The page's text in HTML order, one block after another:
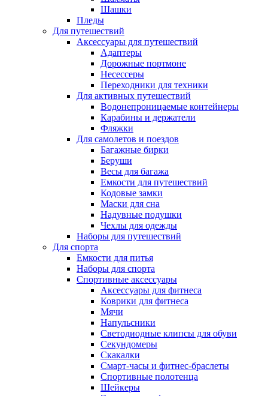
Шашки
Пледы
Для путешествий
Аксессуары для путешествий
Адаптеры
Дорожные портмоне
Несессеры
Переходники для техники
Для активных путешествий
Водонепроницаемые контейнеры
Карабины и держатели
Фляжки
Для самолетов и поездов
Багажные бирки
Беруши
Весы для багажа
Емкости для путешествий
Кодовые замки
Маски для сна
Надувные подушки
Чехлы для одежды
Наборы для путешествий
Для спорта
Емкости для питья
Наборы для спорта
Спортивные аксессуары
Аксессуары для фитнеса
Коврики для фитнеса
Мячи
Напульсники
Светодиодные клипсы для обуви
Секундомеры
Скакалки
Смарт-часы и фитнес-браслеты
Спортивные полотенца
Шейкеры